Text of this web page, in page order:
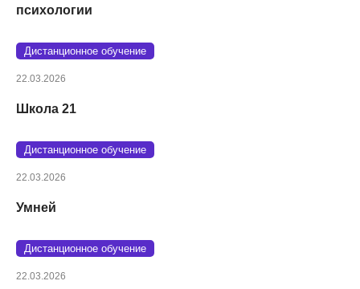
психологии
Дистанционное обучение
22.03.2026
Школа 21
Дистанционное обучение
22.03.2026
Умней
Дистанционное обучение
22.03.2026